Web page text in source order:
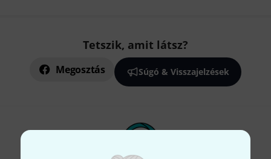
Tetszik, amit látsz?
Megosztás Súgó & Visszajelzések